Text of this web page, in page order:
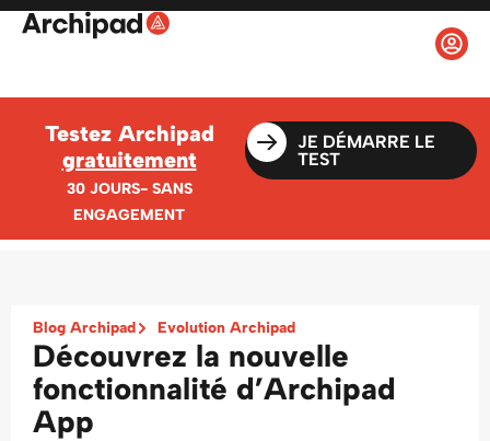
Testez Archipad
gratuitement
30 JOURS- SANS
ENGAGEMENT
JE DÉMARRE LE
TEST
Blog Archipad Evolution Archipad
Découvrez la nouvelle
fonctionnalité d’Archipad
App